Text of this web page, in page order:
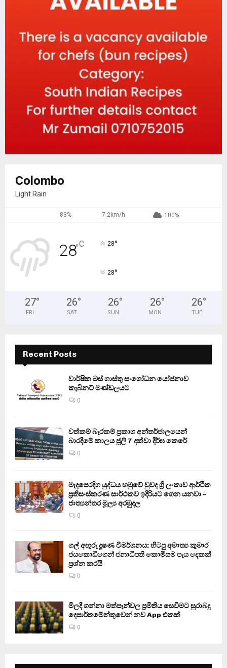
Colombo
Light Rain
83% 7.2km/h 100%
28°C 28°
28°
27°
FRI
26°
SAT
26°
SUN
26°
MON
26°
TUE
Recent Posts
වාර්ෂික බස් ගාස්තු සංශෝධන යෝජනාව
කැබිනට් මණ්ඩලයට
0
වත්කම් බැරකම් ප්‍රකාශ අන්තර්ජාලයෙන්
බාරදීමේ කාලය ජූලි 7 දක්වා දීර්ඝ කෙරේ
0
මැදපෙරදිග යුද්ධය හමුවේ වුවද ශ්‍රී ලංකාව ආර්ථික
ප්‍රතිසංස්කරණ සාර්ථකව ඉදිරියට ගෙන යනවා –
ජාත්‍යන්තර මූල්‍ය අරමුදල
0
ගල් අඟුරු දූෂණ විමර්ශනය: හිටපු අමාත්‍ය කුමාර
ජයකොඩිගෙන් ජනාධිපති කොමිසම පැය දෙකක්
ප්‍රශ්න කරයි
0
මිලදී ගන්නා මත්පැන්වල ප්‍රමිතිය සෙවීමට සුරාබදු
දෙපාර්තමේන්තුවෙන් නව App එකක්
0